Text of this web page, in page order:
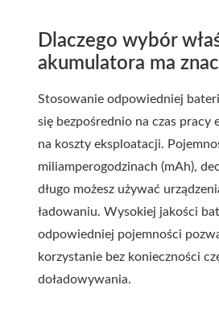
Dlaczego wybór
akumulatora ma
Stosowanie odpowiedniej
się bezpośrednio na czas pracy
na koszty eksploatacji.
miliamperogodzinach (mAh),
długo możesz używać
ładowaniu. Wysokiej jakości
odpowiedniej pojemności
korzystanie bez konieczności
doładowywania.